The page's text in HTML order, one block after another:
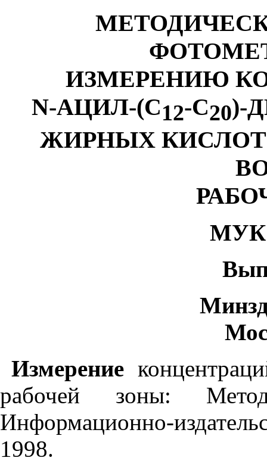
ИЗМЕРЕНИЮ
N-АЦИЛ-(С12-С20)-
ЖИРНЫХ
МУК
Измерение
рабочей зоны:
Информационно-
1998.